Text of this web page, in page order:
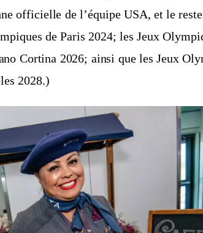
officielle de l’équipe USA, et le
de Paris 2024; les Jeux
Cortina 2026; ainsi que les Jeux
2028.)